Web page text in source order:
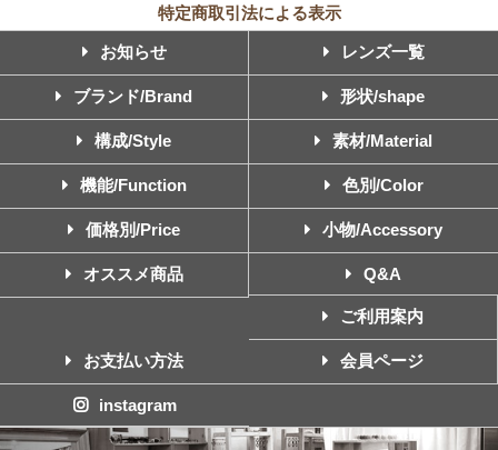
特定商取引法による表示
お知らせ レンズ一覧
ブランド/Brand 形状/shape
構成/Style 素材/Material
機能/Function 色別/Color
価格別/Price 小物/Accessory
オススメ商品 Q&A
ご利用案内
お支払い方法 会員ページ
instagram